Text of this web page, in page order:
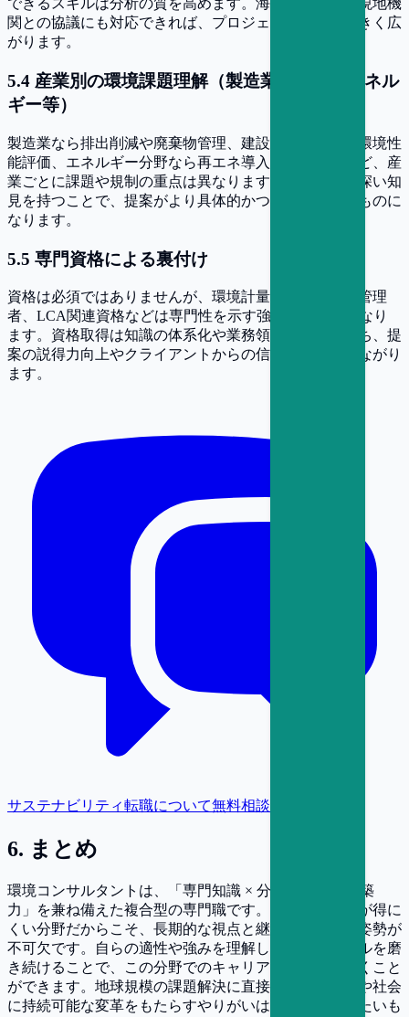
できるスキルは分析の質を高めます。海外の専門家や現地機
関との協議にも対応できれば、プロジェクトの幅が大きく広
がります。
5.4 産業別の環境課題理解（製造業・建設・エネル
ギー等）
製造業なら排出削減や廃棄物管理、建設業なら建材の環境性
能評価、エネルギー分野なら再エネ導入や系統連系など、産
業ごとに課題や規制の重点は異なります。特定分野で深い知
見を持つことで、提案がより具体的かつ実効性の高いものに
なります。
5.5 専門資格による裏付け
資格は必須ではありませんが、環境計量士、公害防止管理
者、LCA関連資格などは専門性を示す強力な裏付けとなり
ます。資格取得は知識の体系化や業務領域拡大に役立ち、提
案の説得力向上やクライアントからの信頼獲得にもつながり
ます。
サステナビリティ転職について無料相談
6. まとめ
環境コンサルタントは、「専門知識 × 分析力 × 関係構築
力」を兼ね備えた複合型の専門職です。短期的な成果が得に
くい分野だからこそ、長期的な視点と継続的な学びの姿勢が
不可欠です。自らの適性や強みを理解し、必要なスキルを磨
き続けることで、この分野でのキャリアを安定的に築くこと
ができます。地球規模の課題解決に直接関わり、企業や社会
に持続可能な変革をもたらすやりがいは、他では得がたいも